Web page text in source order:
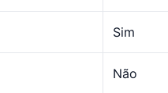
Sim
Não